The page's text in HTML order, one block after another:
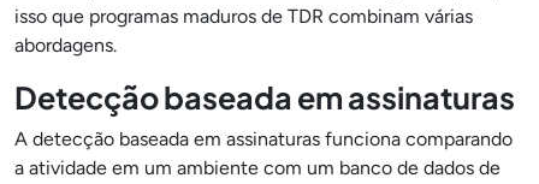
isso que programas maduros de TDR combinam várias
abordagens.
Detecção baseada em assinaturas
A detecção baseada em assinaturas funciona comparando
a atividade em um ambiente com um banco de dados de